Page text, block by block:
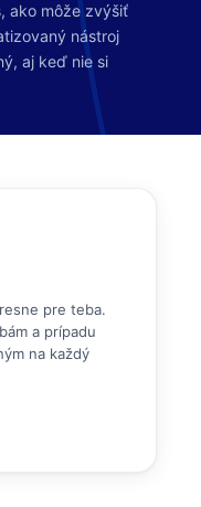
ako môže zvýšiť
nástroj
aj keď nie si
pre teba.
a prípadu
na každý